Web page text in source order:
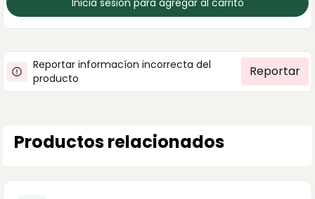
Inicia sesión para agregar al carrito
Reportar informacíon incorrecta del
producto
Reportar
Productos relacionados